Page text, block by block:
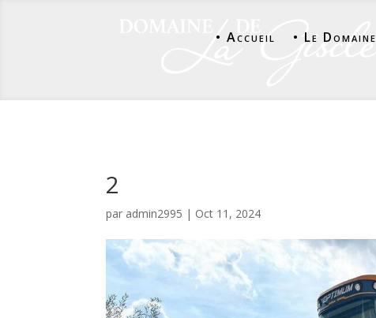
• Accueil • Le Domaine
2
par admin2995 | Oct 11, 2024